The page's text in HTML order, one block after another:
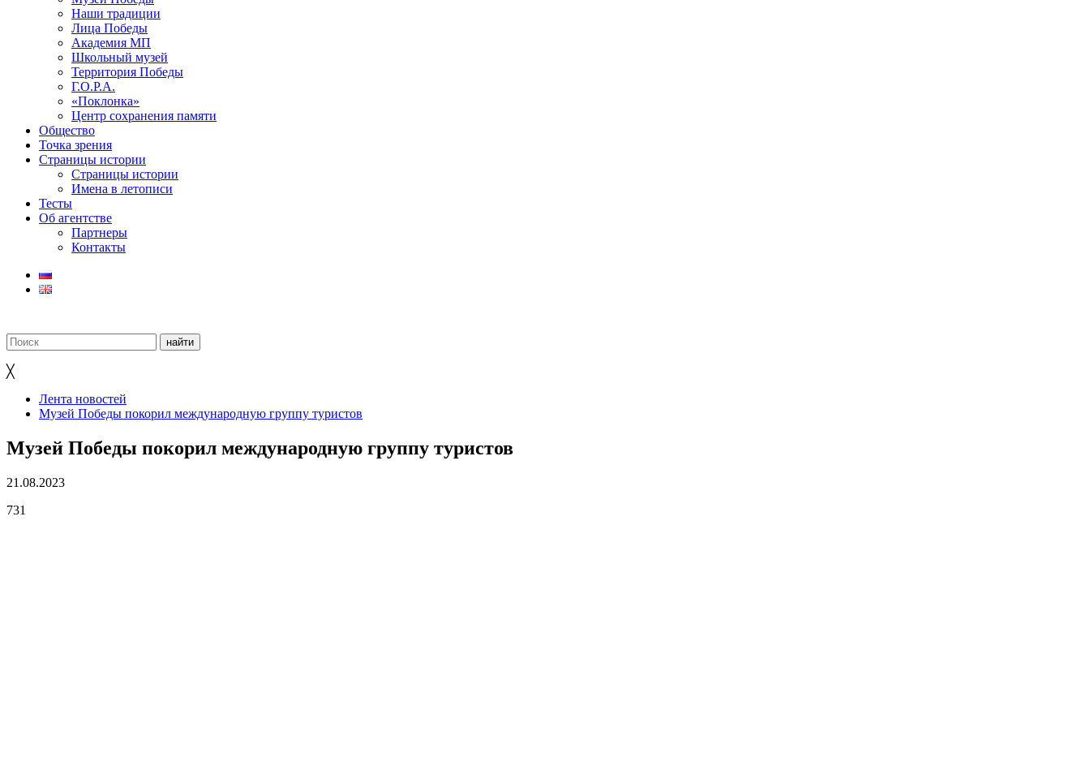
Наши традиции
Лица Победы
Академия МП
Школьный музей
Территория Победы
Г.О.Р.А.
«Поклонка»
Центр сохранения памяти
Общество
Точка зрения
Страницы истории
Страницы истории
Имена в летописи
Тесты
Об агентстве
Партнеры
Контакты
╳
Лента новостей
Музей Победы покорил международную группу туристов
Музей Победы покорил международную группу туристов
21.08.2023
731